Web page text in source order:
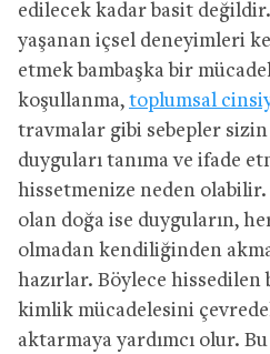
edilecek kadar basit
yaşanan içsel deneyimleri
etmek bambaşka bir
koşullanma, toplumsal
travmalar gibi sebepler
duyguları tanıma ve ifade
hissetmenize neden
olan doğa ise duyguların,
olmadan kendiliğinden
hazırlar. Böylece hissedilen
kimlik mücadelesini
aktarmaya yardımcı olur.